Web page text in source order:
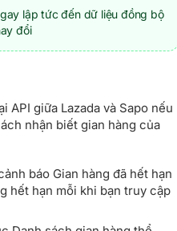
lập tức đến dữ liệu đồng bộ
đổi
API giữa Lazada và Sapo nếu
nhận biết gian hàng của
báo Gian hàng đã hết hạn
hết hạn mỗi khi bạn truy cập